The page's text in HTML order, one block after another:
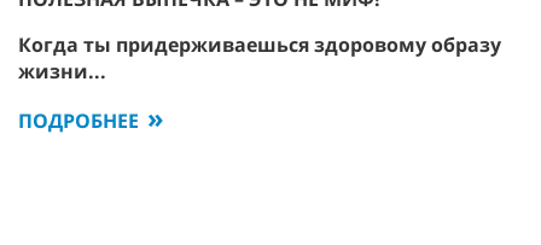
Когда ты придерживаешься здоровому образу
жизни...
ПОДРОБНЕЕ